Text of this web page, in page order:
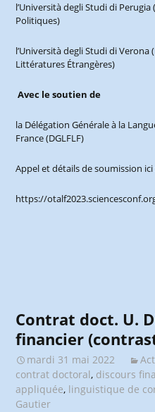
l’Università degli Studi di
Politiques)
l’Università degli Studi di
Littératures Étrangères)
Avec le soutien de
la Délégation Générale à la
France (DGLFLF)
Appel et détails de soumission ici
https://
Contrat doct. U.
financier
mardi 31 mai 2022
contrat doctoral, discours
appliquée, linguistique de
Gautier